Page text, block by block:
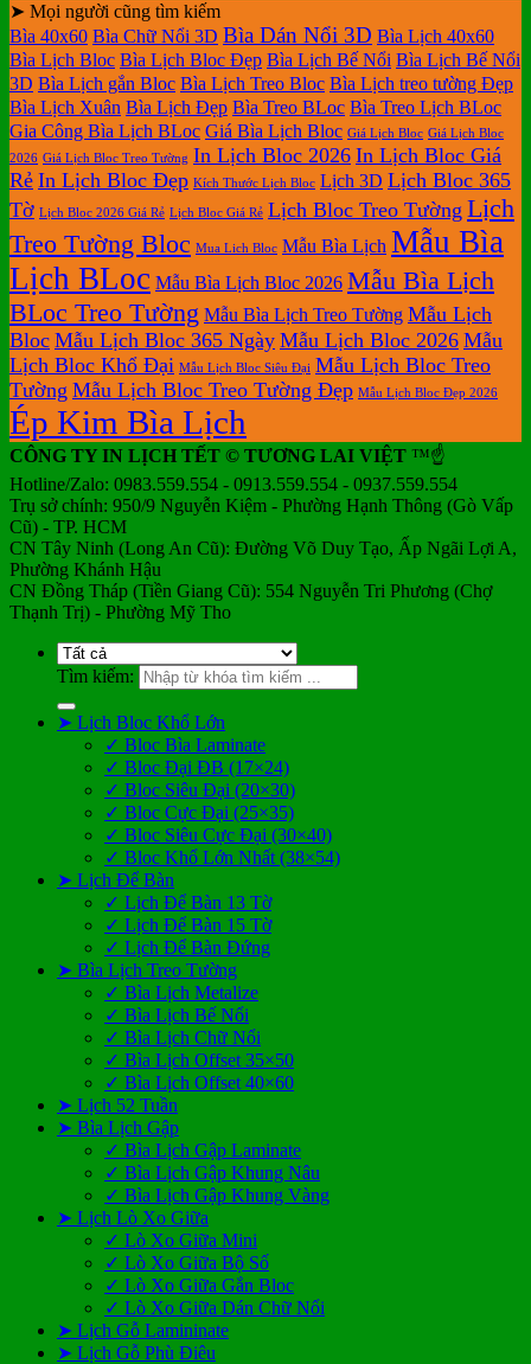
➤ Mọi người cũng tìm kiếm
Bìa 40x60 Bìa Chữ Nổi 3D Bìa Dán Nổi 3D Bìa Lịch 40x60
Bìa Lịch Bloc Bìa Lịch Bloc Đẹp Bìa Lịch Bế Nổi Bìa Lịch Bế Nổi
3D Bìa Lịch gắn Bloc Bìa Lịch Treo Bloc Bìa Lịch treo tường Đẹp
Bìa Lịch Xuân Bìa Lịch Đẹp Bìa Treo BLoc Bìa Treo Lịch BLoc
Gia Công Bìa Lịch BLoc Giá Bìa Lịch Bloc Giá Lịch Bloc Giá Lịch Bloc
2026 Giá Lịch Bloc Treo Tường In Lịch Bloc 2026 In Lịch Bloc Giá
Rẻ In Lịch Bloc Đẹp Kích Thước Lịch Bloc Lịch 3D Lịch Bloc 365
Tờ Lịch Bloc 2026 Giá Rẻ Lịch Bloc Giá Rẻ Lịch Bloc Treo Tường Lịch
Treo Tường Bloc Mua Lich Bloc Mẫu Bìa Lịch Mẫu Bìa
Lịch BLoc Mẫu Bìa Lịch Bloc 2026 Mẫu Bìa Lịch
BLoc Treo Tường Mẫu Bìa Lịch Treo Tường Mẫu Lịch
Bloc Mẫu Lịch Bloc 365 Ngày Mẫu Lịch Bloc 2026 Mẫu
Lịch Bloc Khổ Đại Mẫu Lịch Bloc Siêu Đại Mẫu Lịch Bloc Treo
Tường Mẫu Lịch Bloc Treo Tường Đẹp Mẫu Lịch Bloc Đẹp 2026
Ép Kim Bìa Lịch
CÔNG TY IN LỊCH TẾT © TƯƠNG LAI VIỆT ™☝️
Hotline/Zalo: 0983.559.554 - 0913.559.554 - 0937.559.554
Trụ sở chính: 950/9 Nguyễn Kiệm - Phường Hạnh Thông (Gò Vấp
Cũ) - TP. HCM
CN Tây Ninh (Long An Cũ): Đường Võ Duy Tạo, Ấp Ngãi Lợi A,
Phường Khánh Hậu
CN Đồng Tháp (Tiền Giang Cũ): 554 Nguyễn Tri Phương (Chợ
Thạnh Trị) - Phường Mỹ Tho
Tìm kiếm:
➤ Lịch Bloc Khổ Lớn
✓ Bloc Bìa Laminate
✓ Bloc Đại ĐB (17×24)
✓ Bloc Siêu Đại (20×30)
✓ Bloc Cực Đại (25×35)
✓ Bloc Siêu Cực Đại (30×40)
✓ Bloc Khổ Lớn Nhất (38×54)
➤ Lịch Để Bàn
✓ Lịch Để Bàn 13 Tờ
✓ Lịch Để Bàn 15 Tờ
✓ Lịch Để Bàn Đứng
➤ Bìa Lịch Treo Tường
✓ Bìa Lịch Metalize
✓ Bìa Lịch Bế Nổi
✓ Bìa Lịch Chữ Nổi
✓ Bìa Lịch Offset 35×50
✓ Bìa Lịch Offset 40×60
➤ Lịch 52 Tuần
➤ Bìa Lịch Gập
✓ Bìa Lịch Gập Laminate
✓ Bìa Lịch Gập Khung Nâu
✓ Bìa Lịch Gập Khung Vàng
➤ Lịch Lò Xo Giữa
✓ Lò Xo Giữa Mini
✓ Lò Xo Giữa Bộ Số
✓ Lò Xo Giữa Gắn Bloc
✓ Lò Xo Giữa Dán Chữ Nổi
➤ Lịch Gỗ Lamininate
➤ Lịch Gỗ Phù Điêu